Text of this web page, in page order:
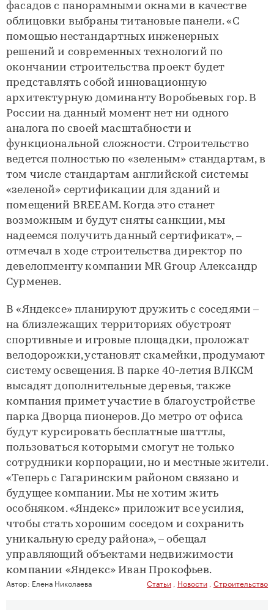
фасадов с панорамными окнами в качестве
облицовки выбраны титановые панели. «С
помощью нестандартных инженерных
решений и современных технологий по
окончании строительства проект будет
представлять собой инновационную
архитектурную доминанту Воробьевых гор. В
России на данный момент нет ни одного
аналога по своей масштабности и
функциональной сложности. Строительство
ведется полностью по «зеленым» стандартам, в
том числе стандартам английской системы
«зеленой» сертификации для зданий и
помещений BREEAM. Когда это станет
возможным и будут сняты санкции, мы
надеемся получить данный сертификат», –
отмечал в ходе строительства директор по
девелопменту компании MR Group Александр
Сурменев.
В «Яндексе» планируют дружить с соседями –
на близлежащих территориях обустроят
спортивные и игровые площадки, проложат
велодорожки, установят скамейки, продумают
систему освещения. В парке 40-летия ВЛКСМ
высадят дополнительные деревья, также
компания примет участие в благоустройстве
парка Дворца пионеров. До метро от офиса
будут курсировать бесплатные шаттлы,
пользоваться которыми смогут не только
сотрудники корпорации, но и местные жители.
«Теперь с Гагаринским районом связано и
будущее компании. Мы не хотим жить
особняком. «Яндекс» приложит все усилия,
чтобы стать хорошим соседом и сохранить
уникальную среду района», – обещал
управляющий объектами недвижимости
компании «Яндекс» Иван Прокофьев.
Автор: Елена Николаева Статьи Новости Строительство